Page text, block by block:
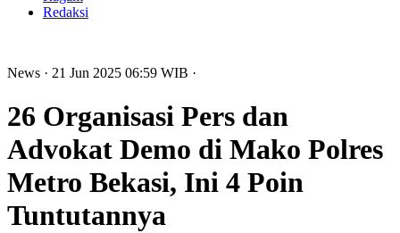
Redaksi
News · 21 Jun 2025 06:59 WIB ·
26 Organisasi Pers dan
Advokat Demo di Mako Polres
Metro Bekasi, Ini 4 Poin
Tuntutannya